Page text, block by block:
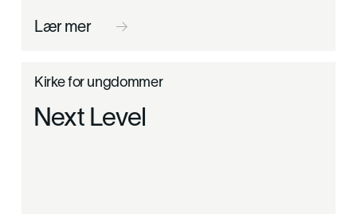
Lær mer 
Kirke for ungdommer
Next Level